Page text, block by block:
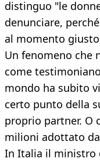
distinguo "le
denunciare,
al momento
Un fenomeno che
come
mondo ha subito
certo punto della
proprio partner. O
milioni adottato
In Italia il ministro